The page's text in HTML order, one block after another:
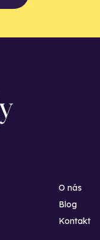
O nás
Blog
Kontakt